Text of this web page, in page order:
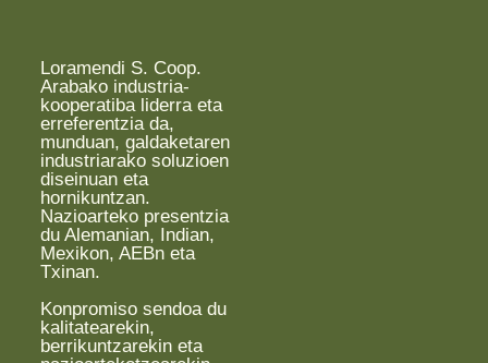
Loramendi S. Coop.
Arabako industria-
kooperatiba liderra eta
erreferentzia da,
munduan, galdaketaren
industriarako soluzioen
diseinuan eta
hornikuntzan.
Nazioarteko presentzia
du Alemanian, Indian,
Mexikon, AEBn eta
Txinan.
Konpromiso sendoa du
kalitatearekin,
berrikuntzarekin eta